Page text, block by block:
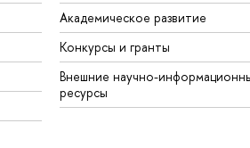
Академическое развитие
Конкурсы и гранты
Внешние научно-
ресурсы